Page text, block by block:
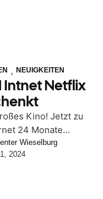
, NEUIGKEITEN
Intnet Netflix
Kino! Jetzt zu
24 Monate
Jetzt im
Shop im …
Wieselburg
2024